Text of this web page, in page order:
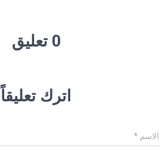
0 تعليق
اترك تعليقاً
الاسم *